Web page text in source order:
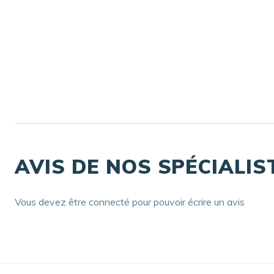
AVIS DE NOS
Vous devez être connecté pour pouvoir écrire un avis